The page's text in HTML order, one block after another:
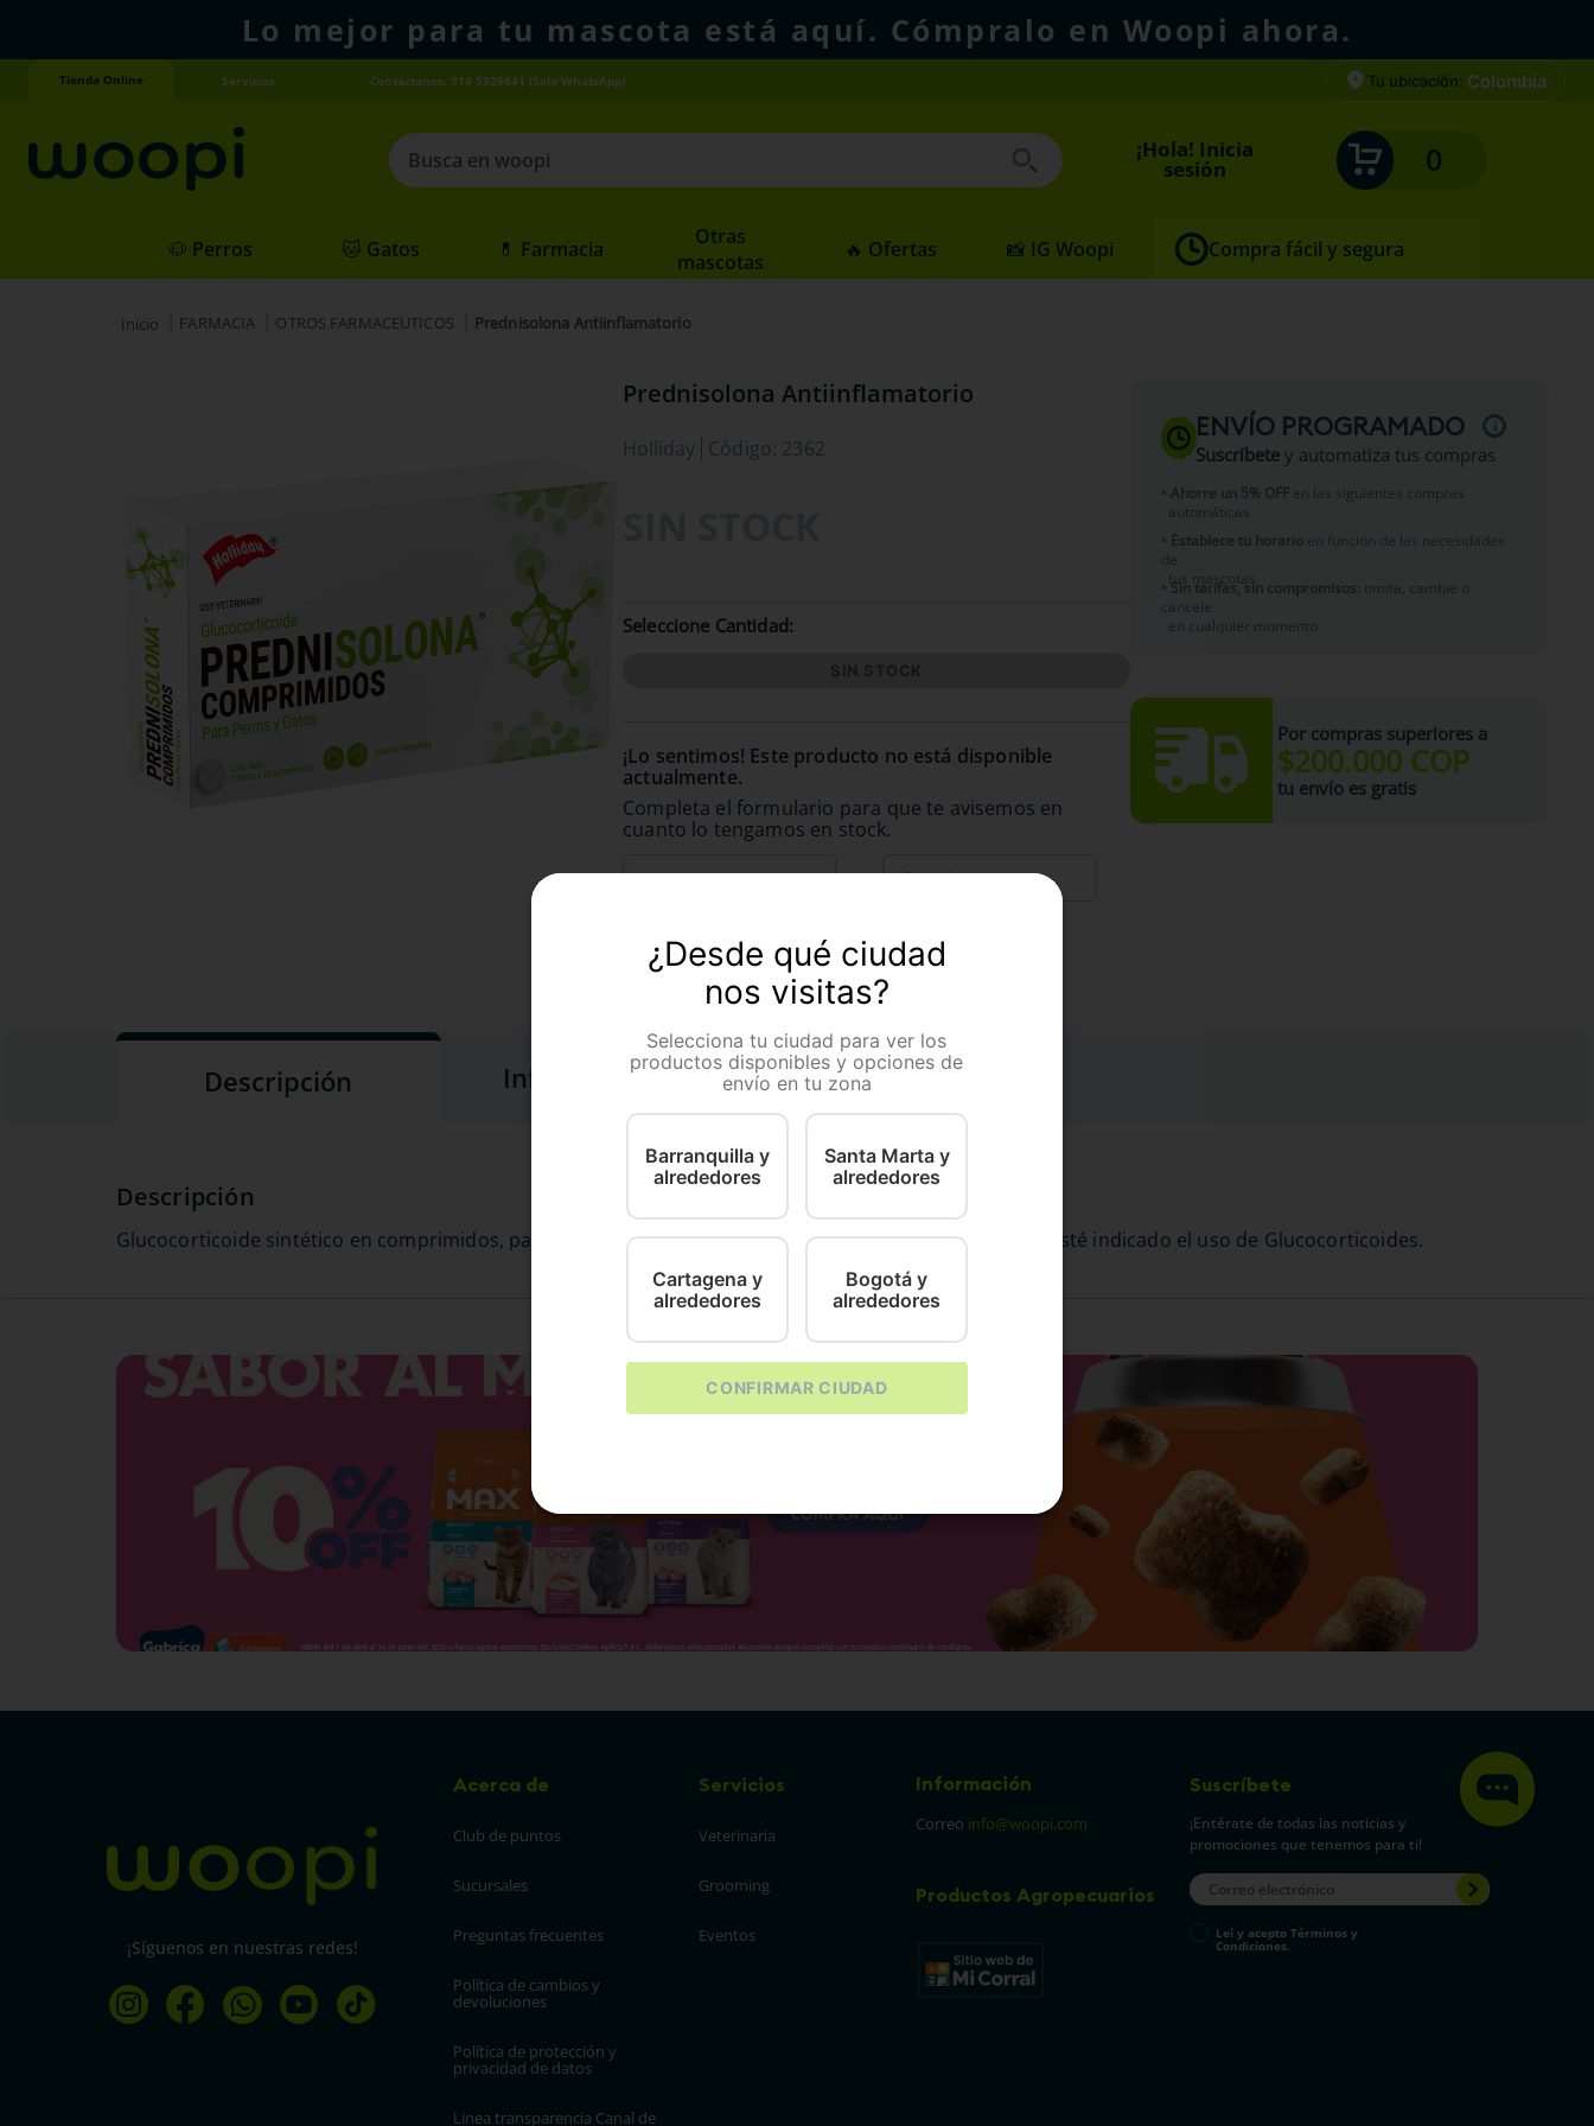
Lo mejor para tu mascota está aquí. Cómpralo en Woopi ahora.
Tienda Online Servicios Contáctanos: 314 5929641 (Solo WhatsApp) Tu ubicación: Colombia
Busca en woopi
1
agility gold
¡Hola! Inicia
sesión 0
🐶 Perros 🐱 Gatos 💊 Farmacia
Otras
mascotas
🔥 Ofertas 📸 IG Woopi Compra fácil y segura
FARMACIA OTROS FARMACEUTICOS Prednisolona Antiinflamatorio
Prednisolona Antiinflamatorio
Holliday Código: 2362
Seleccione Cantidad
ENVÍO PROGRAMADO
Suscríbete y automatiza tus compras
• Ahorre un 5% OFFen las siguientes compras
automáticas
• Establece tu horarioen funcion de las necesidades
de
tus mascotas
• Sin tarifas, sin compromisos: omita, cambie o
cancele
en cualquier momento
Por compras superiores a
$200.000 COP
tu envío es gratis
Descripción Información Adicional
Glucocorticoide sintético en comprimidos, para procesos inflamatorios y alérgicos (prurito) en donde esté indicado el uso de Glucocorticoides.
¡Síguenos en nuestras redes!
Acerca de
Club de puntos
Sucursales
Preguntas frecuentes
Política de cambios y
devoluciones
Política de protección y
privacidad de datos
Linea transparencia Canal de
Servicios
Veterinaria
Grooming
Eventos
Información
Correo info@woopi.com
Productos Agropecuarios
Suscríbete
¡Entérate de todas las noticias y
promociones que tenemos para ti!
Leí y acepto Términos y
Condiciones.
¿Desde qué ciudad
nos visitas?
Selecciona tu ciudad para ver los
productos disponibles y opciones de
envío en tu zona
Barranquilla y
alrededores
Santa Marta y
alrededores
Cartagena y
alrededores
Bogotá y
alrededores
CONFIRMAR CIUDAD